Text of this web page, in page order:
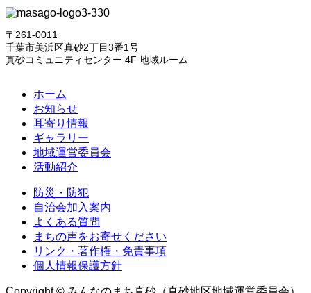
〒261-0011
千葉市美浜区真砂2丁目3番1号
真砂コミュニティセンター 4F 地域ルーム
ホーム
お知らせ
耳寄り情報
ギャラリー
地域運営委員会
活動紹介
防災・防犯
自治会加入案内
よくある質問
まちの声をお寄せください
リンク・著作権・免責事項
個人情報保護方針